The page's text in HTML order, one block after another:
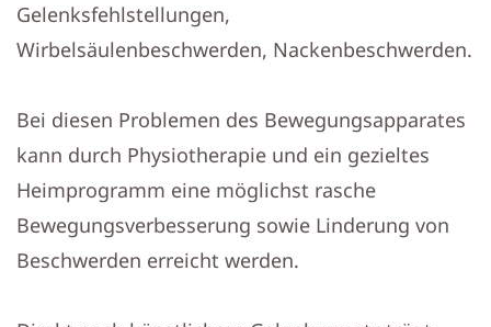
Gelenksfehlstellungen,
Wirbelsäulenbeschwerden, Nackenbeschwerden.
Bei diesen Problemen des Bewegungsapparates
kann durch Physiotherapie und ein gezieltes
Heimprogramm eine möglichst rasche
Bewegungsverbesserung sowie Linderung von
Beschwerden erreicht werden.